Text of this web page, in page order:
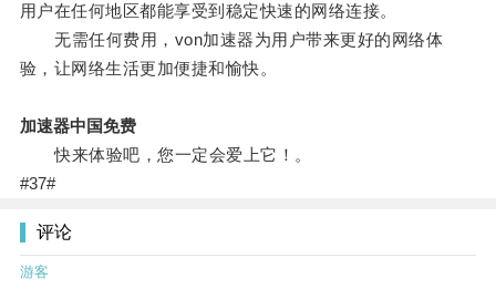
用户在任何地区都能享受到稳定快速的网络连接。
无需任何费用，von加速器为用户带来更好的网络体
验，让网络生活更加便捷和愉快。
加速器中国免费
快来体验吧，您一定会爱上它！。
#37#
评论
游客